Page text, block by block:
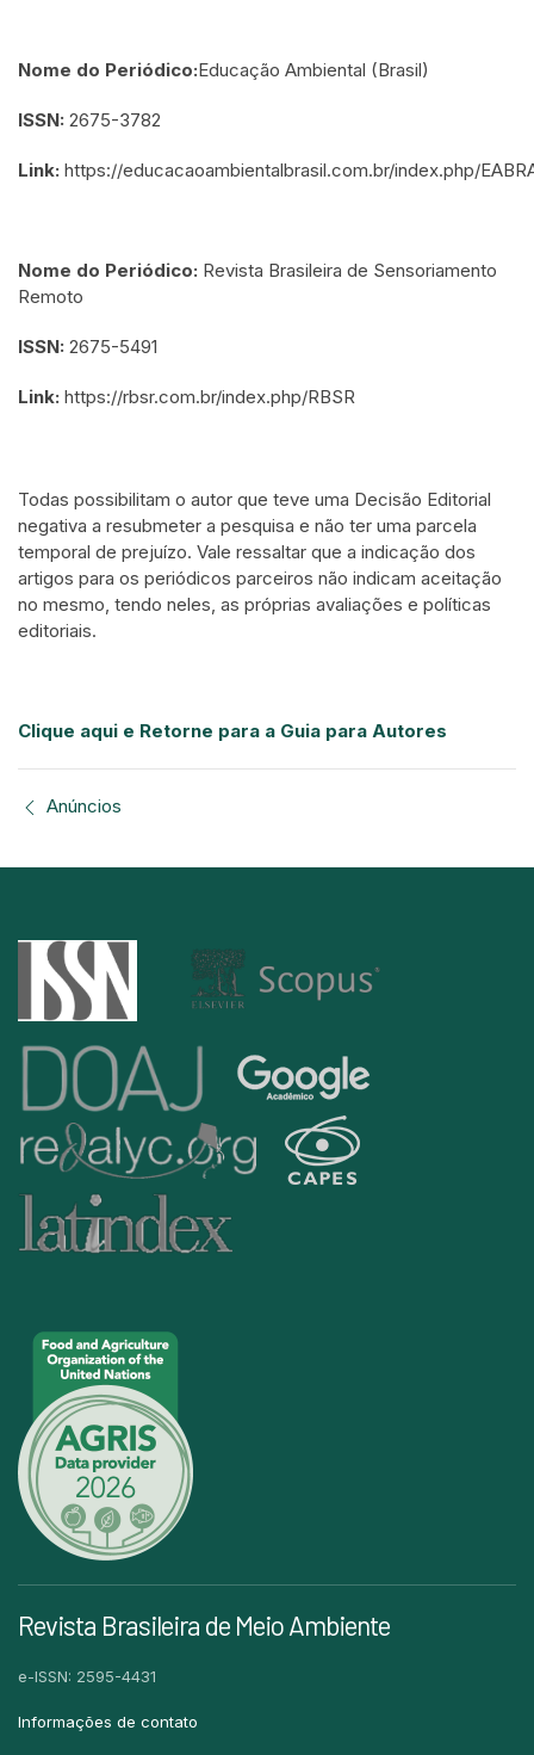
Nome do Periódico:Educação Ambiental (Brasil)
ISSN: 2675-3782
Link: https://educacaoambientalbrasil.com.br/index.php/
Nome do Periódico: Revista Brasileira de Sensoriamento
Remoto
ISSN: 2675-5491
Link: https://rbsr.com.br/index.php/RBSR
Todas possibilitam o autor que teve uma Decisão Editorial
negativa a resubmeter a pesquisa e não ter uma parcela
temporal de prejuízo. Vale ressaltar que a indicação dos
artigos para os periódicos parceiros não indicam aceitação
no mesmo, tendo neles, as próprias avaliações e políticas
editoriais.
Clique aqui e Retorne para a Guia para Autores
Anúncios
Revista Brasileira de Meio Ambiente
e-ISSN: 2595-4431
Informações de contato